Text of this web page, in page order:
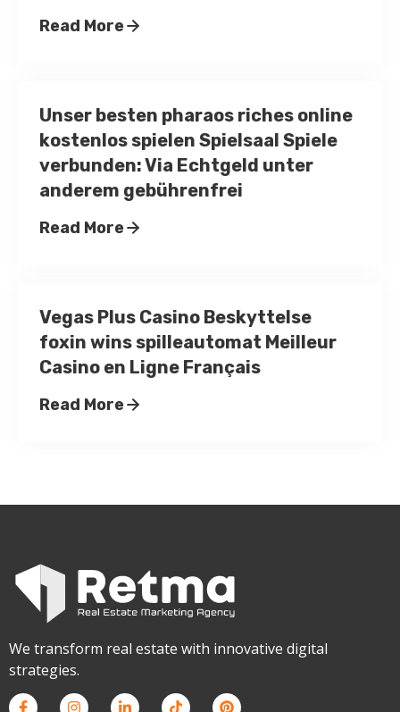
Read More
Unser besten pharaos riches online
kostenlos spielen Spielsaal Spiele
verbunden: Via Echtgeld unter
anderem gebührenfrei
Read More
Vegas Plus Casino Beskyttelse
foxin wins spilleautomat Meilleur
Casino en Ligne Français
Read More
We transform real estate with innovative digital
strategies.